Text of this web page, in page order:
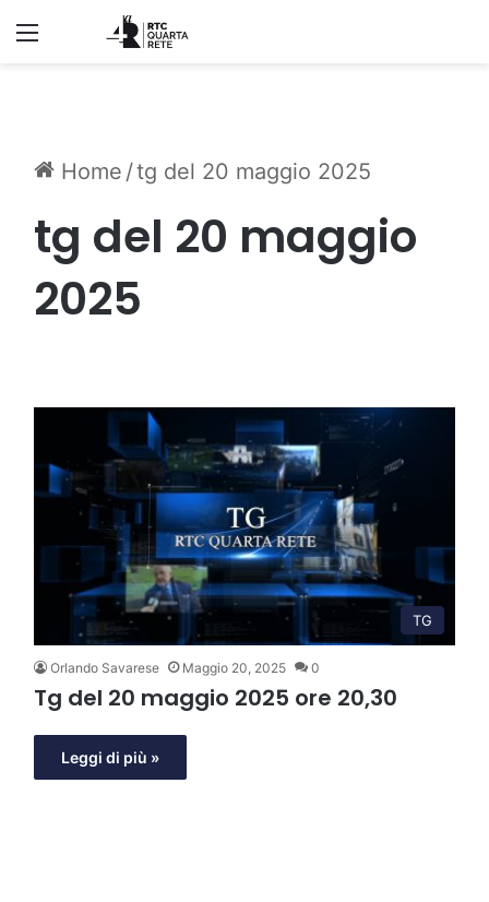
Home /tg del 20 maggio 2025
tg del 20 maggio
2025
TG
Orlando Savarese Maggio 20, 2025 0
Tg del 20 maggio 2025 ore 20,30
Leggi di più »